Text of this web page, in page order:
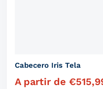
Cabecero Iris Tela
Precio habitual
A partir de €